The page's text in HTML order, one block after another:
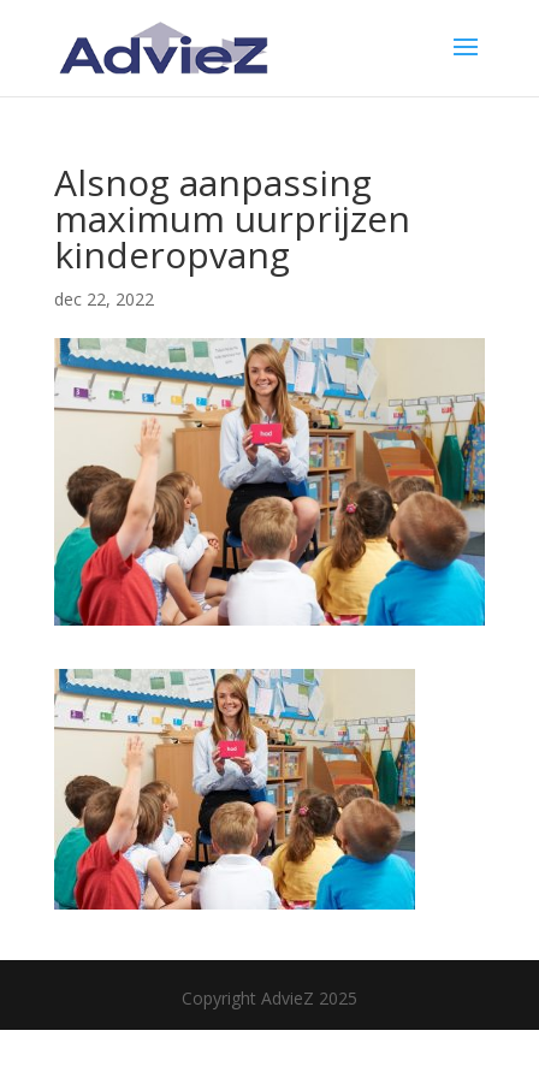
Alsnog aanpassing
maximum uurprijzen
kinderopvang
dec 22, 2022
Copyright AdvieZ 2025